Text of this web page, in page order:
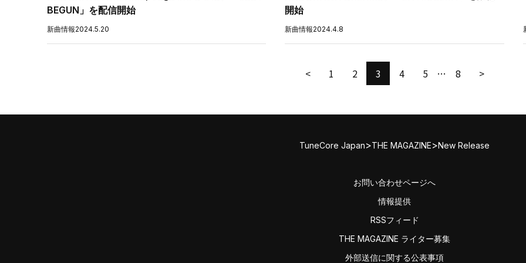
BEGUN」を配信開始
新曲情報2024.5.20
開始
新曲情報2024.4.8
< 1 2 3 4 5 … 8 >
TuneCore Japan>THE MAGAZINE>New Release
お問い合わせページへ
情報提供
RSSフィード
THE MAGAZINE ライター募集
外部送信に関する公表事項